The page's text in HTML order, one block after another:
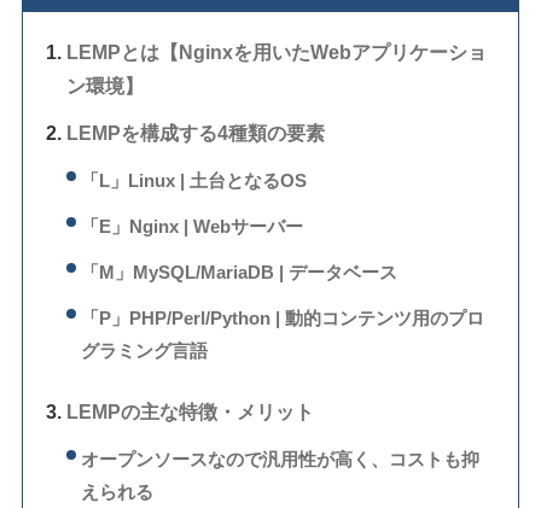
LEMPとは【Nginxを用いたWebアプリケーショ
ン環境】
LEMPを構成する4種類の要素
「L」Linux | 土台となるOS
「E」Nginx | Webサーバー
「M」MySQL/MariaDB | データベース
「P」PHP/Perl/Python | 動的コンテンツ用のプロ
グラミング言語
LEMPの主な特徴・メリット
オープンソースなので汎用性が高く、コストも抑
えられる